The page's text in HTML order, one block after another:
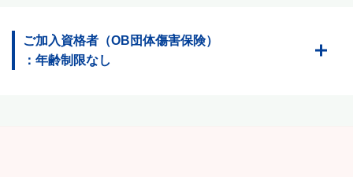
ご加入資格者（OB団体傷害保険）
：年齢制限なし